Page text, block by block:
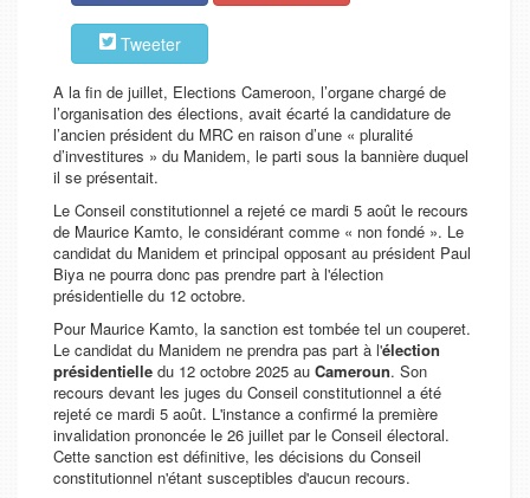
Tweeter
A la fin de juillet, Elections Cameroon, l’organe chargé de
l’organisation des élections, avait écarté la candidature de
l’ancien président du MRC en raison d’une « pluralité
d’investitures » du Manidem, le parti sous la bannière duquel
il se présentait.
Le Conseil constitutionnel a rejeté ce mardi 5 août le recours
de Maurice Kamto, le considérant comme « non fondé ». Le
candidat du Manidem et principal opposant au président Paul
Biya ne pourra donc pas prendre part à l'élection
présidentielle du 12 octobre.
Pour Maurice Kamto, la sanction est tombée tel un couperet.
Le candidat du Manidem ne prendra pas part à l'élection
présidentielle du 12 octobre 2025 au Cameroun. Son
recours devant les juges du Conseil constitutionnel a été
rejeté ce mardi 5 août. L'instance a confirmé la première
invalidation prononcée le 26 juillet par le Conseil électoral.
Cette sanction est définitive, les décisions du Conseil
constitutionnel n'étant susceptibles d'aucun recours.